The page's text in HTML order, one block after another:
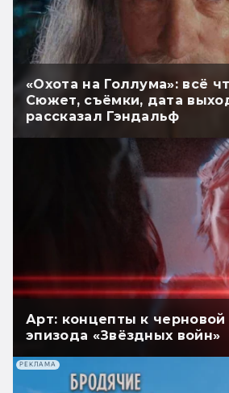
«Охота на Голлума»: всё
Сюжет, съёмки, дата
рассказал Гэндальф
Арт: концепты к черновой
эпизода «Звёздных войн»
РЕКЛАМА